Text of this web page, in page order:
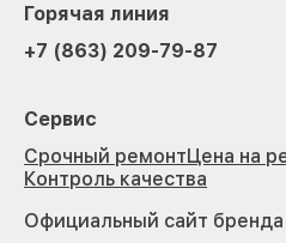
Горячая линия
+7 (863) 209-79-87
Сервис
Срочный ремонтЦена на
Контроль качества
Официальный сайт